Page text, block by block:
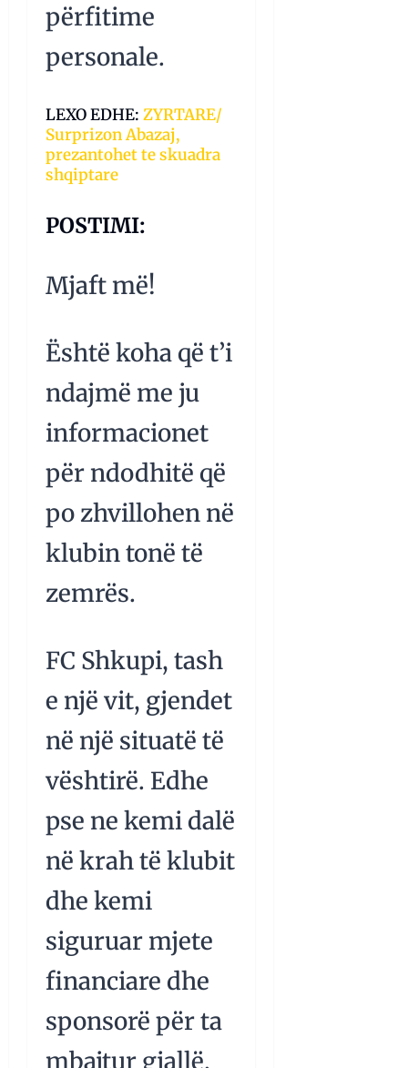
përfitime
personale.
LEXO EDHE: ZYRTARE/
Surprizon Abazaj,
prezantohet te skuadra
shqiptare
POSTIMI:
Mjaft më!
Është koha që t’i
ndajmë me ju
informacionet
për ndodhitë që
po zhvillohen në
klubin tonë të
zemrës.
FC Shkupi, tash
e një vit, gjendet
në një situatë të
vështirë. Edhe
pse ne kemi dalë
në krah të klubit
dhe kemi
siguruar mjete
financiare dhe
sponsorë për ta
mbajtur gjallë,